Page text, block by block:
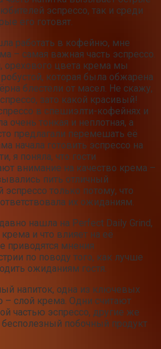
эспрессо, так и среди
его готовят.
работать в кофейню, мне
– самая важная часть эспрессо.
орехового цвета крема мы
которая была обжарена
блестели от масел. Не скажу,
зато какой красивый!
в спешиэлти-кофейнях и
очень тонкая и неплотная, а
предлагали перемешать её
начала готовить эспрессо на
я поняла, что гости
внимание на качество крема –
пить отличный
только потому, что
их ожиданиям.
нашла на Perfect Daily Grind,
крема и что влияет на её
приводятся мнения
по поводу того, как лучше
ожиданиям гостя.
напиток, одна из ключевых
– слой крема. Одни считают
частью эспрессо, другие же
побочный продукт